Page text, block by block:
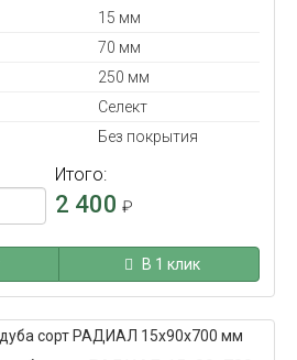
15 мм
70 мм
250 мм
Селект
Без покрытия
Итого:
2 400 ₽
В 1 клик